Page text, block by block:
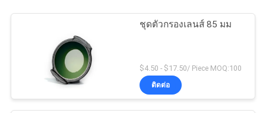
ชุดตัวกรองเลนส์ 85 มม
$4.50 - $17.50/ Piece MOQ:100
ติดต่อ